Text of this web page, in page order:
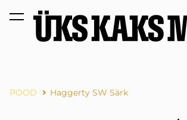
lisati ostukorvi. Vaata ostukorvi
POOD Haggerty SW Särk